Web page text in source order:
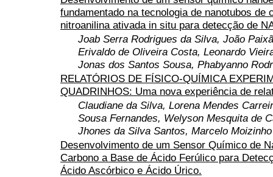
fundamentado na tecnologia de nanotubos de
nitroanilina ativada in situ para detecção de
Joab Serra Rodrigues da Silva, João
Erivaldo de Oliveira Costa, Leonardo
Jonas dos Santos Sousa, Phabyanno
RELATÓRIOS DE FÍSICO-QUÍMICA
QUADRINHOS: Uma nova experiência de
Claudiane da Silva, Lorena Mendes
Sousa Fernandes, Welyson Mesquita de
Jhones da Silva Santos, Marcelo
Desenvolvimento de um Sensor Químico de
Carbono a Base de Ácido Ferúlico para
Ácido Ascórbico e Ácido Úrico.